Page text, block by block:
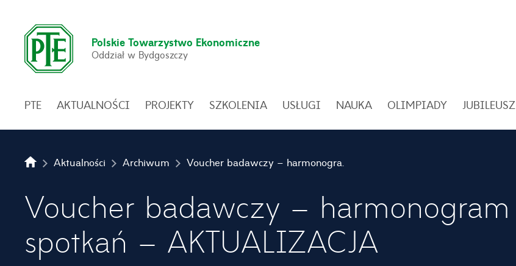
Polskie Towarzystwo Ekonomiczne
Oddział w Bydgoszczy
PTE AKTUALNOŚCI PROJEKTY SZKOLENIA USŁUGI NAUKA OLIMPIADY JUBILEUSZ
Aktualności Archiwum Voucher badawczy – harmonogram spotkań – AKTUALIZACJA
Voucher badawczy – harmonogram
spotkań – AKTUALIZACJA